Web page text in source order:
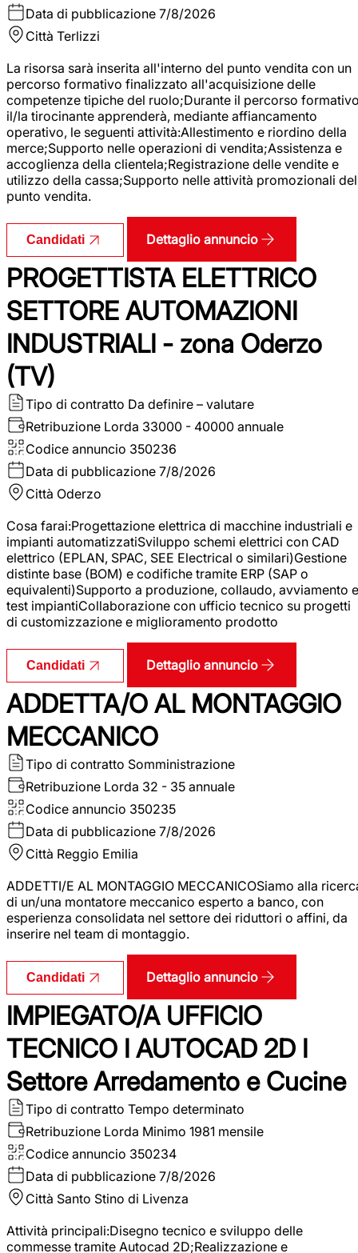
Data di pubblicazione 7/8/2026
Città Terlizzi
La risorsa sarà inserita all'interno del punto vendita con un
percorso formativo finalizzato all'acquisizione delle
competenze tipiche del ruolo;Durante il percorso
il/la tirocinante apprenderà, mediante affiancamento
operativo, le seguenti attività:Allestimento e riordino della
merce;Supporto nelle operazioni di vendita;Assistenza e
accoglienza della clientela;Registrazione delle vendite e
utilizzo della cassa;Supporto nelle attività promozionali del
punto vendita.
Candidati Dettaglio annuncio
PROGETTISTA ELETTRICO
SETTORE AUTOMAZIONI
INDUSTRIALI - zona Oderzo
(TV)
Tipo di contratto Da definire – valutare
Retribuzione Lorda 33000 - 40000 annuale
Codice annuncio 350236
Data di pubblicazione 7/8/2026
Città Oderzo
Cosa farai:Progettazione elettrica di macchine industriali e
impianti automatizzatiSviluppo schemi elettrici con CAD
elettrico (EPLAN, SPAC, SEE Electrical o similari)Gestione
distinte base (BOM) e codifiche tramite ERP (SAP o
equivalenti)Supporto a produzione, collaudo, avviamento e
test impiantiCollaborazione con ufficio tecnico su progetti
di customizzazione e miglioramento prodotto
Candidati Dettaglio annuncio
ADDETTA/O AL MONTAGGIO
MECCANICO
Tipo di contratto Somministrazione
Retribuzione Lorda 32 - 35 annuale
Codice annuncio 350235
Data di pubblicazione 7/8/2026
Città Reggio Emilia
ADDETTI/E AL MONTAGGIO MECCANICOSiamo alla
di un/una montatore meccanico esperto a banco, con
esperienza consolidata nel settore dei riduttori o affini, da
inserire nel team di montaggio.
Candidati Dettaglio annuncio
IMPIEGATO/A UFFICIO
TECNICO I AUTOCAD 2D I
Settore Arredamento e Cucine
Tipo di contratto Tempo determinato
Retribuzione Lorda Minimo 1981 mensile
Codice annuncio 350234
Data di pubblicazione 7/8/2026
Città Santo Stino di Livenza
Attività principali:Disegno tecnico e sviluppo delle
commesse tramite Autocad 2D;Realizzazione e